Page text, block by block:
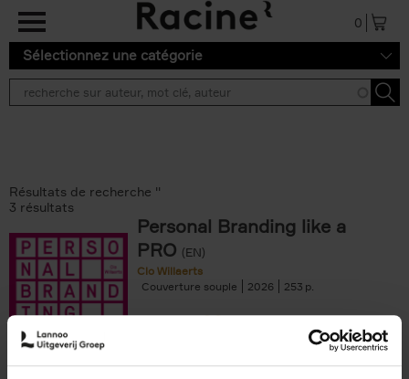
Aller au contenu principal
0
Sélectionnez une catégorie
Résultats de recherche ''
3 résultats
Personal Branding like a
PRO (EN)
Clo Willaerts
Couverture souple
2026 253
€34,99